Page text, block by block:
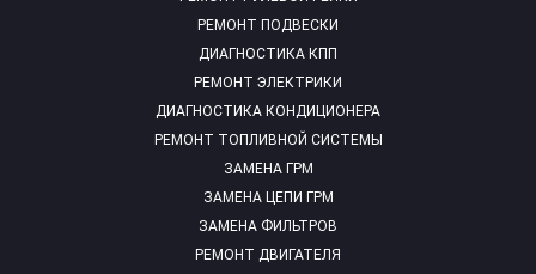
РЕМОНТ ПОДВЕСКИ
ДИАГНОСТИКА КПП
РЕМОНТ ЭЛЕКТРИКИ
ДИАГНОСТИКА КОНДИЦИОНЕРА
РЕМОНТ ТОПЛИВНОЙ СИСТЕМЫ
ЗАМЕНА ГРМ
ЗАМЕНА ЦЕПИ ГРМ
ЗАМЕНА ФИЛЬТРОВ
РЕМОНТ ДВИГАТЕЛЯ